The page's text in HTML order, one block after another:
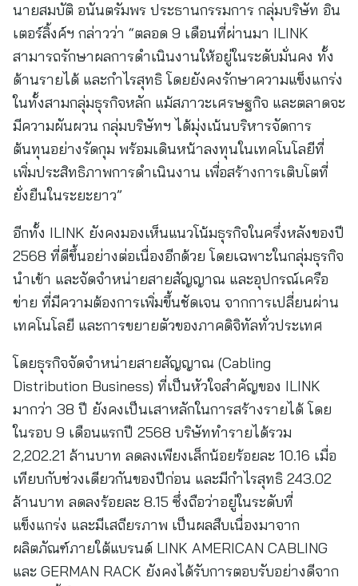
นายสมบัติ อนันตรัมพร ประธานกรรมการ กลุ่มบริษัท อิน
เตอร์ลิ้งค์ฯ กล่าวว่า “ตลอด 9 เดือนที่ผ่านมา ILINK
สามารถรักษาผลการดำเนินงานให้อยู่ในระดับมั่นคง ทั้ง
ด้านรายได้ และกำไรสุทธิ โดยยังคงรักษาความแข็งแกร่ง
ในทั้งสามกลุ่มธุรกิจหลัก แม้สภาวะเศรษฐกิจ และตลาดจะ
มีความผันผวน กลุ่มบริษัทฯ ได้มุ่งเน้นบริหารจัดการ
ต้นทุนอย่างรัดกุม พร้อมเดินหน้าลงทุนในเทคโนโลยีที่
เพิ่มประสิทธิภาพการดำเนินงาน เพื่อสร้างการเติบโตที่
ยั่งยืนในระยะยาว”
อีกทั้ง ILINK ยังคงมองเห็นแนวโน้มธุรกิจในครึ่งหลังของปี
2568 ที่ดีขึ้นอย่างต่อเนื่องอีกด้วย โดยเฉพาะในกลุ่มธุรกิจ
นำเข้า และจัดจำหน่ายสายสัญญาณ และอุปกรณ์เครือ
ข่าย ที่มีความต้องการเพิ่มขึ้นชัดเจน จากการเปลี่ยนผ่าน
เทคโนโลยี และการขยายตัวของภาคดิจิทัลทั่วประเทศ
โดยธุรกิจจัดจำหน่ายสายสัญญาณ (Cabling
Distribution Business) ที่เป็นหัวใจสำคัญของ ILINK
มากว่า 38 ปี ยังคงเป็นเสาหลักในการสร้างรายได้ โดย
ในรอบ 9 เดือนแรกปี 2568 บริษัททำรายได้รวม
2,202.21 ล้านบาท ลดลงเพียงเล็กน้อยร้อยละ 10.16 เมื่อ
เทียบกับช่วงเดียวกันของปีก่อน และมีกำไรสุทธิ 243.02
ล้านบาท ลดลงร้อยละ 8.15 ซึ่งถือว่าอยู่ในระดับที่
แข็งแกร่ง และมีเสถียรภาพ เป็นผลสืบเนื่องมาจาก
ผลิตภัณฑ์ภายใต้แบรนด์ LINK AMERICAN CABLING
และ GERMAN RACK ยังคงได้รับการตอบรับอย่างดีจาก